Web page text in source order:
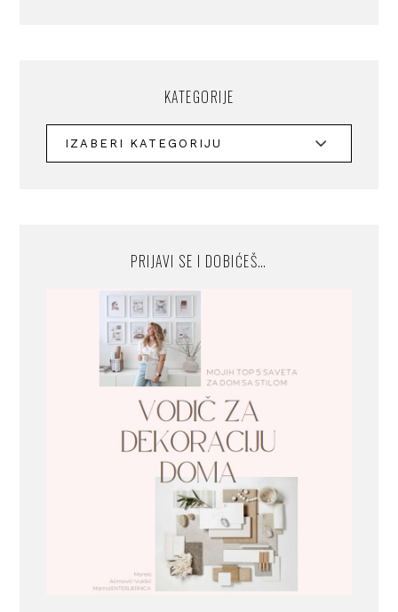
KATEGORIJE
PRIJAVI SE I DOBIĆEŠ…